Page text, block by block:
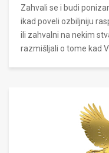
Zahvali se i budi
ikad poveli ozbiljniju
ili zahvalni na nekim
razmišljali o tome kad